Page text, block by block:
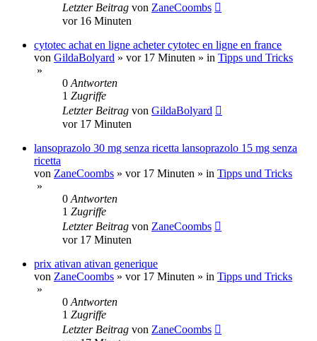
Letzter Beitrag von ZaneCoombs
vor 16 Minuten
cytotec achat en ligne acheter cytotec en ligne en france
von GildaBolyard » vor 17 Minuten » in Tipps und Tricks
»
0 Antworten
1 Zugriffe
Letzter Beitrag von GildaBolyard
vor 17 Minuten
lansoprazolo 30 mg senza ricetta lansoprazolo 15 mg senza
ricetta
von ZaneCoombs » vor 17 Minuten » in Tipps und Tricks
»
0 Antworten
1 Zugriffe
Letzter Beitrag von ZaneCoombs
vor 17 Minuten
prix ativan ativan generique
von ZaneCoombs » vor 17 Minuten » in Tipps und Tricks
»
0 Antworten
1 Zugriffe
Letzter Beitrag von ZaneCoombs